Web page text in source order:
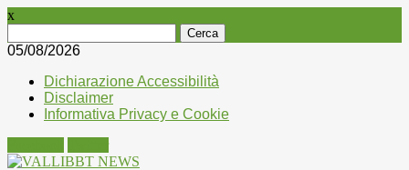
x
per:
05/08/2026
Dichiarazione Accessibilità
Disclaimer
Informativa Privacy e Cookie